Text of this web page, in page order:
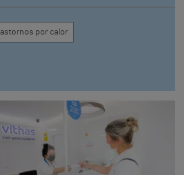
del Hospital Vithas Las
Palmas
por calor